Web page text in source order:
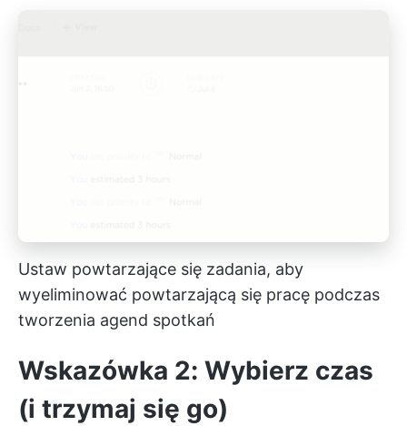
Ustaw powtarzające się zadania, aby
wyeliminować powtarzającą się pracę podczas
tworzenia agend spotkań
Wskazówka 2: Wybierz czas
(i trzymaj się go)